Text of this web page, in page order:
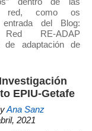
red, como os
del Blog:
RE-ADAP
de adaptación de
EPIU-Getafe
Ana Sanz
2021